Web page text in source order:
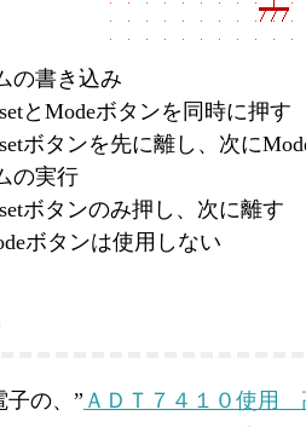
の書き込み
とModeボタンを同時に押す
ボタンを先に離し、次に
の実行
ボタンのみ押し、次に離す
ボタンは使用しない
子の、” ＡＤＴ７４１０使用